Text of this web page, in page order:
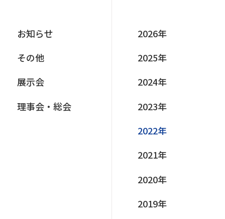
お知らせ
その他
展⽰会
理事会‧総会
2026年
2025年
2024年
2023年
2022年
2021年
2020年
2019年